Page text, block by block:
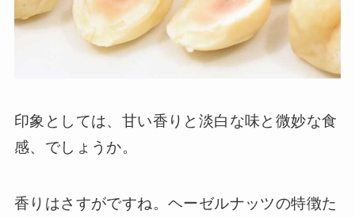
印象としては、甘い香りと淡白な味と微妙な食
感、でしょうか。
香りはさすがですね。ヘーゼルナッツの特徴た